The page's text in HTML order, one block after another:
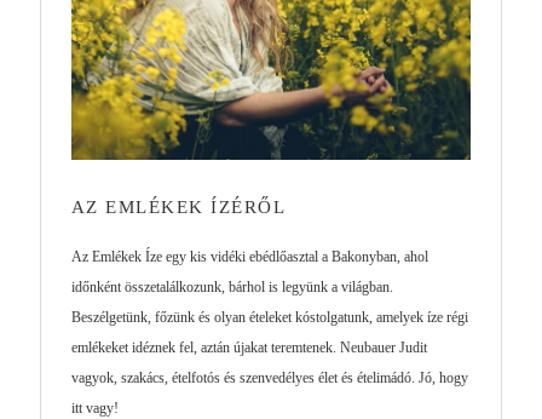
AZ EMLÉKEK ÍZÉRŐL
Az Emlékek Íze egy kis vidéki ebédlőasztal a Bakonyban, ahol
időnként összetalálkozunk, bárhol is legyünk a világban.
Beszélgetünk, főzünk és olyan ételeket kóstolgatunk, amelyek íze régi
emlékeket idéznek fel, aztán újakat teremtenek. Neubauer Judit
vagyok, szakács, ételfotós és szenvedélyes élet és ételimádó. Jó, hogy
itt vagy!